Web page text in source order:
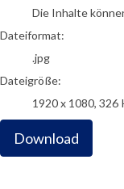
Die Inhalte
Dateiformat:
.jpg
Dateigröße:
1920 x 1080, 326
Download